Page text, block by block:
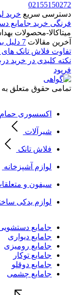
02155150272
دسترسی سریع خرید
فرنگی خرید جامایع
میتاکالا-محصولات
آخرین مقالات 7 دلیل برای تعویض سیفون در آستانه سال جدید
تفاوت فلاش تانک های
نکته کلیدی در خرید
فرپود
تمامی حقوق متعلق به
اکسسوری
شیرآلات
فلاش تانک
لوازم آشپزخانه
سیفون و
لوازم یدکی
جامایع
جامایع دیواری
جامایع رومیزی
جامایع توکار
جامایع دوقلو
جامایع چشمی